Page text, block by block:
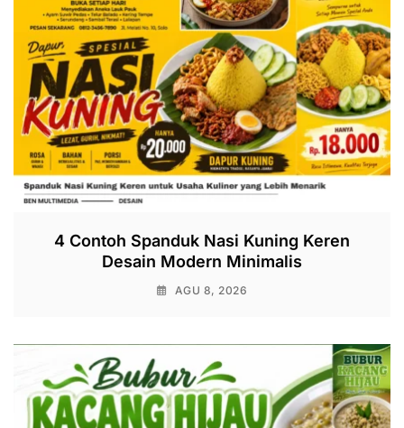
4 Contoh Spanduk Nasi Kuning Keren
Desain Modern Minimalis
AGU 8, 2026